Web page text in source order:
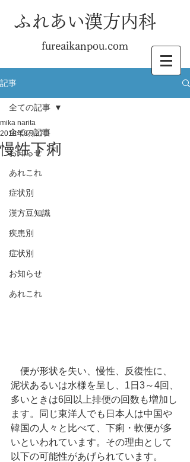
ふれあい漢方内科
fureaikanpou.com
記事
全ての記事
お知らせ
あれこれ
症状別
漢方豆知識
疾患別
症状別
お知らせ
あれこれ
全ての記事
慢性下痢
mika narita
2018年8月27日
便が形状を失い、慢性、反復性に、
泥状あるいは水様を呈し、1日3～4回、
多いときは6回以上排便の回数も増加し
ます。同じ東洋人でも日本人は中国や
韓国の人々と比べて、下痢・軟便が多
いといわれています。その理由として
以下の可能性があげられています。